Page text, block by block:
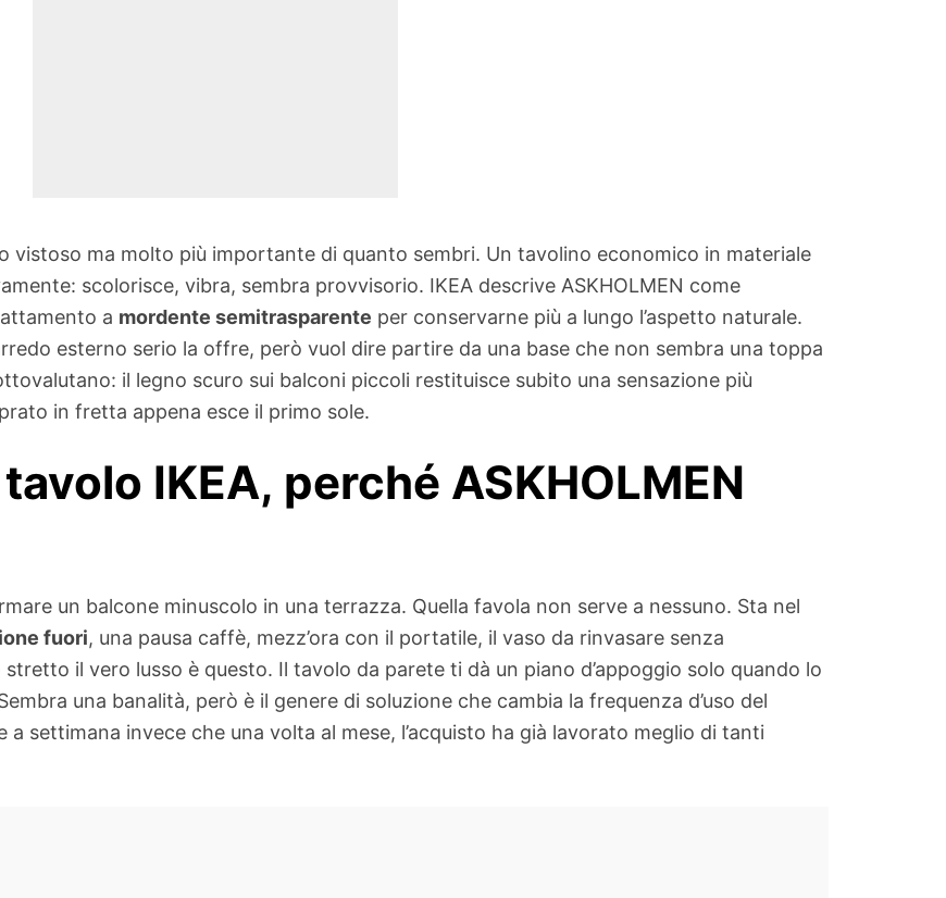
vistoso ma molto più importante di quanto sembri. Un tavolino economico in materiale
scolorisce, vibra, sembra provvisorio. IKEA descrive ASKHOLMEN come
a mordente semitrasparente per conservarne più a lungo l’aspetto naturale.
esterno serio la offre, però vuol dire partire da una base che non sembra una toppa
il legno scuro sui balconi piccoli restituisce subito una sensazione più
in fretta appena esce il primo sole.
IKEA, perché ASKHOLMEN
un balcone minuscolo in una terrazza. Quella favola non serve a nessuno. Sta nel
fuori, una pausa caffè, mezz’ora con il portatile, il vaso da rinvasare senza
il vero lusso è questo. Il tavolo da parete ti dà un piano d’appoggio solo quando lo
una banalità, però è il genere di soluzione che cambia la frequenza d’uso del
settimana invece che una volta al mese, l’acquisto ha già lavorato meglio di tanti